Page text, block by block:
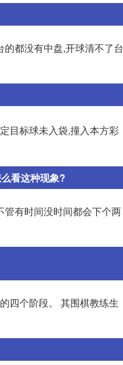
都没有中盘,开球清不了台
目标球未入袋,撞入本方彩
看这种现象?
有时间没时间都会下个两
四个阶段。 其围棋教练生